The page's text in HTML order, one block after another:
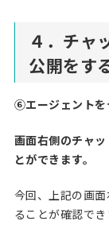
４．チャ
公開をす
⑥エージェントを
画面右側のチャ
とができます。
今回、上記の画
ることが確認でき